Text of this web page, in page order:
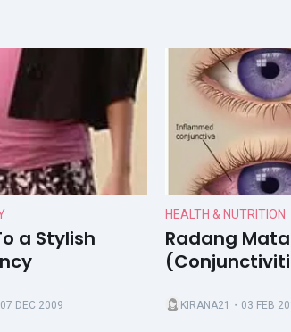
a Stylish
07 DEC 2009
HEALTH & NUTRITION
Radang Mata
KIRANA21 ・03 FEB